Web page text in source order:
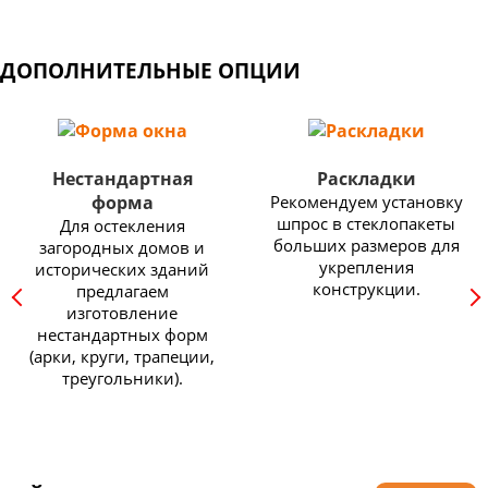
ДОПОЛНИТЕЛЬНЫЕ ОПЦИИ
Нестандартная
форма
Для остекления
загородных домов и
исторических зданий
предлагаем
изготовление
нестандартных форм
(арки, круги, трапеции,
треугольники).
Раскладки
Рекомендуем установку
шпрос в стеклопакеты
больших размеров для
укрепления
конструкции.